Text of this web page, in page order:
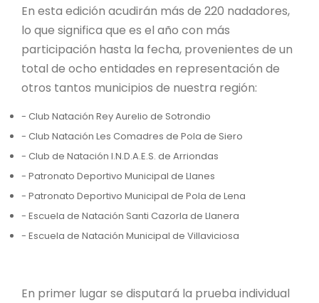
En esta edición acudirán más de 220 nadadores,
lo que significa que es el año con más
participación hasta la fecha, provenientes de un
total de ocho entidades en representación de
otros tantos municipios de nuestra región:
- Club Natación Rey Aurelio de Sotrondio
- Club Natación Les Comadres de Pola de Siero
- Club de Natación I.N.D.A.E.S. de Arriondas
- Patronato Deportivo Municipal de Llanes
- Patronato Deportivo Municipal de Pola de Lena
- Escuela de Natación Santi Cazorla de Llanera
- Escuela de Natación Municipal de Villaviciosa
En primer lugar se disputará la prueba individual